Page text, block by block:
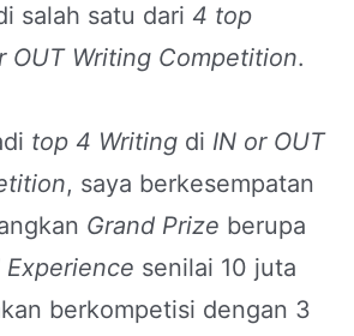
salah satu dari 4 top
OUT Writing Competition.
top 4 Writing di IN or OUT
, saya berkesempatan
Grand Prize berupa
Experience senilai 10 juta
berkompetisi dengan 3